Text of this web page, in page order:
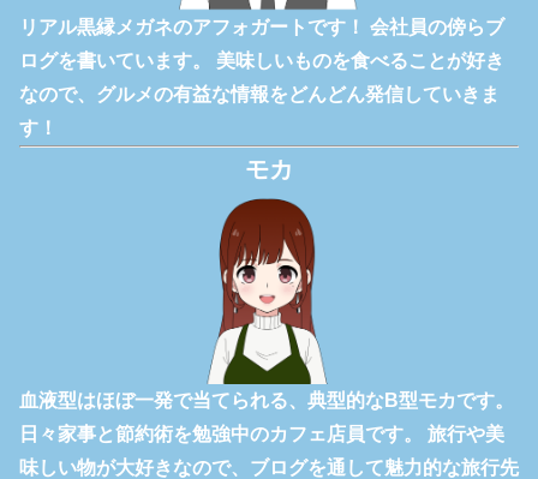
リアル黒縁メガネのアフォガートです！ 会社員の傍らブ
ログを書いています。 美味しいものを食べることが好き
なので、グルメの有益な情報をどんどん発信していきま
す！
モカ
血液型はほぼ一発で当てられる、典型的なB型モカです。
日々家事と節約術を勉強中のカフェ店員です。 旅行や美
味しい物が大好きなので、ブログを通して魅力的な旅行先